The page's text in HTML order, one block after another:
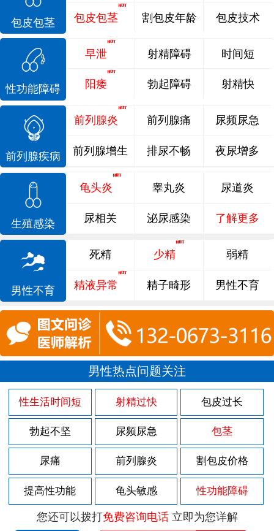
包皮包茎 包皮包茎 割包皮年龄 包皮技术
性功能障碍
早泄
阳痿
射精障碍
勃起障碍
时间短
射精快
前列腺疾病
前列腺炎 前列腺痛 尿频尿急
前列腺增生 排尿不畅 夜尿增多
生殖感染
龟头炎 睾丸炎 尿道炎
尿相关 泌尿感染 了解更多
男性不育
死精 少精 弱精
精液异常 精子畸形 男性不育
男性热点问题关注
性生活时间短 射精过快 包皮过长
勃起不坚 尿频尿急 包茎
尿痛 前列腺炎 割包皮价格
提高性功能 龟头敏感 性功能障碍
您还可以拨打免费咨询电话立即为您详解